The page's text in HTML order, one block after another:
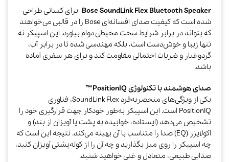
Bose SoundLink Flex Bluetooth Speaker برای کسانی طراحی
شده است که کیفیت صدای افسانه‌ای Bose را در قالبی می‌خواهند
که بتواند در برابر شرایط سخت محیطی دوام بیاورد. این اسپیکر نه
تنها زیبا و خوش‌دست است، بلکه مهندسی شده تا در برابر آب،
گردوغبار و ضربات احتمالی مقاومت کند و برای هر سفری آماده
باشد.
صدای هوشمند با تکنولوژی PositionIQ™
یکی از ویژگی‌های منحصربه‌فرد SoundLink Flex، فناوری
PositionIQ است. این اسپیکر به‌طور خودکار جهت قرارگیری خود را
تشخیص می‌دهد (ایستاده، خوابیده به پشت یا آویزان از بند) و
اکولایزر (EQ) صدا را متناسب با آن بهینه می‌کند. نتیجه این است که
چه اسپیکر را روی میز بگذارید و چه آن را از کوله‌پشتی آویزان کنید،
صدایی طبیعی، متعادل و غنی خواهید شنید.​